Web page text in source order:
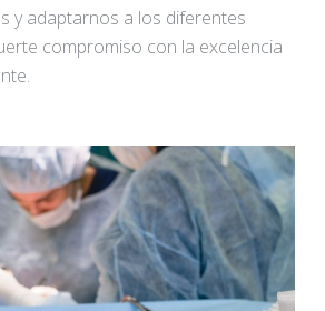
y adaptarnos a los diferentes
compromiso con la excelencia